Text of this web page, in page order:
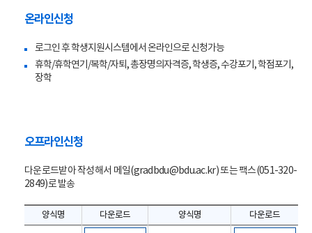
온라인신청
로그인 후 학생지원시스템에서 온라인으로 신청가능
휴학/휴학연기/복학/자퇴, 총장명의자격증, 학생증, 수강포기, 학점포기,
장학
오프라인신청
다운로드받아 작성해서 메일(gradbdu@bdu.ac.kr) 또는 팩스(051-320-
2849)로 발송
양식명 다운로드 양식명 다운로드